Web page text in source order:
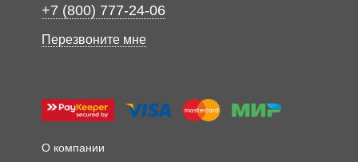
+7 (800) 777-24-06
Перезвоните мне
О компании